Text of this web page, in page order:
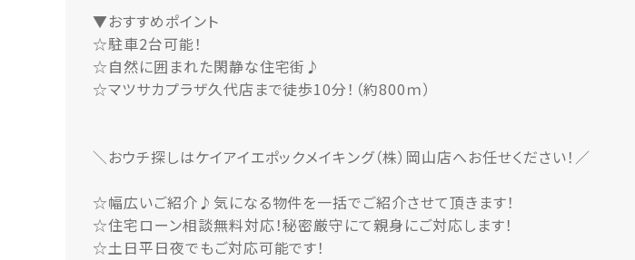
▼おすすめポイント
☆駐車2台可能！
☆自然に囲まれた閑静な住宅街♪
☆マツサカプラザ久代店まで徒歩10分！（約800ｍ）
＼おウチ探しはケイアイエポックメイキング（株）岡山店へお任せください！／
☆幅広いご紹介♪気になる物件を一括でご紹介させて頂きます！
☆住宅ローン相談無料対応！秘密厳守にて親身にご対応します！
☆土日平日夜でもご対応可能です！